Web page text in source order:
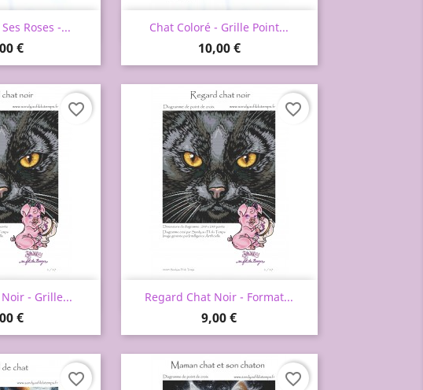
Roses -...
€
rapide Chat Coloré - Grille Point...
Prix
10,00 €
Aperçu rapide
- Grille...
€
rapide
favorite_border
Regard Chat Noir - Format...
Prix
9,00 €
 Aperçu rapide
favorite_border
favorite_border favorite_border